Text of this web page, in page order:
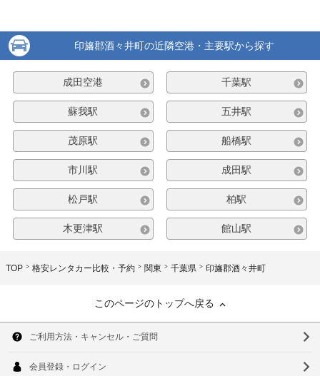
印旛郡酒々井町の近隣空港・主要駅から探す
成田空港 千葉駅
蘇我駅 五井駅
茂原駅 船橋駅
市川駅 成田駅
松戸駅 柏駅
木更津駅 館山駅
TOP 格安レンタカー比較・予約 関東 千葉県 印旛郡酒々井町
このページのトップへ戻る